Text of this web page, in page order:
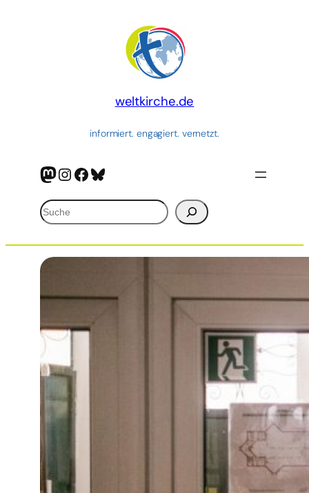
weltkirche.de
informiert. engagiert. vernetzt.
Mastodon
Instagram
Facebook
Bluesky
Suchen